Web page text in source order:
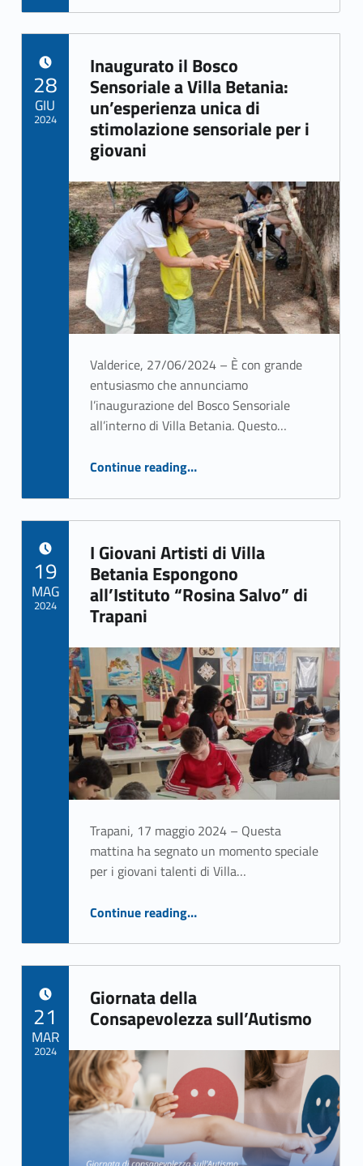
Inaugurato il Bosco
Sensoriale a Villa Betania:
un’esperienza unica di
stimolazione sensoriale per i
giovani
Valderice, 27/06/2024 – È con grande
entusiasmo che annunciamo
l’inaugurazione del Bosco Sensoriale
all’interno di Villa Betania. Questo…
Continue reading“Inaugurato il Bosco Sensoriale a Villa Betania: un’esperienza unica di stimolazione sensoriale per i giovani”
…
28
GIU
2024
I Giovani Artisti di Villa
Betania Espongono
all’Istituto “Rosina Salvo” di
Trapani
Trapani, 17 maggio 2024 – Questa
mattina ha segnato un momento speciale
per i giovani talenti di Villa…
Continue reading“I Giovani Artisti di Villa Betania Espongono all’Istituto “Rosina Salvo” di Trapani”
…
19
MAG
2024
Giornata della
Consapevolezza sull’Autismo
21
MAR
2024